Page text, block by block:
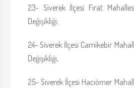
23- Siverek İlçesi Fırat
Değişikliği,
24- Siverek İlçesi Camikebir
Değişikliği,
25- Siverek İlçesi Hacıömer